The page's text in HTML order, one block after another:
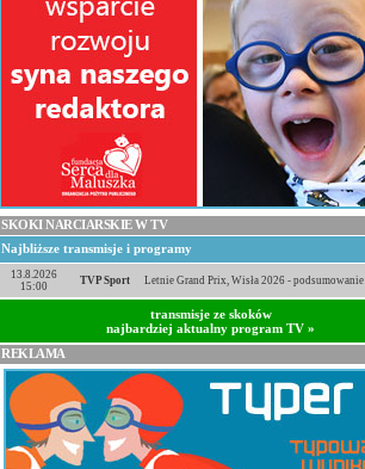
SKOKI NARCIARSKIE W TV
Najbliższe transmisje i programy
13.8.2026
15:00
TVP Sport Letnie Grand Prix, Wisła 2026 - podsumowanie
transmisje ze skoków
najbardziej aktualny program TV »
REKLAMA